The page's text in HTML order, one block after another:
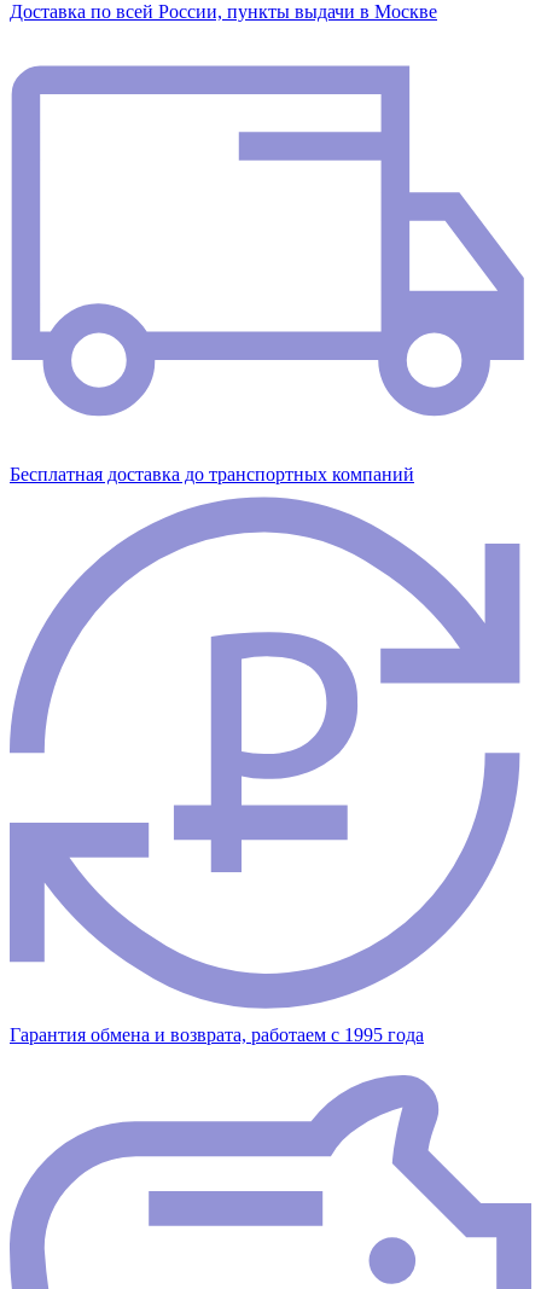
Доставка по всей России, пункты выдачи в Москве
Бесплатная доставка до транспортных компаний
Гарантия обмена и возврата, работаем с 1995 года